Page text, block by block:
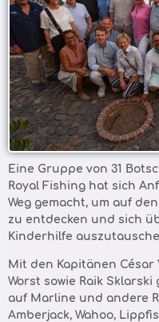
Eine Gruppe von 31
Royal Fishing hat sich
Weg gemacht, um auf
zu entdecken und sich
Kinderhilfe
Mit den Kapitänen César
Worst sowie Raik Sklarski
auf Marline und andere
Amberjack, Wahoo,